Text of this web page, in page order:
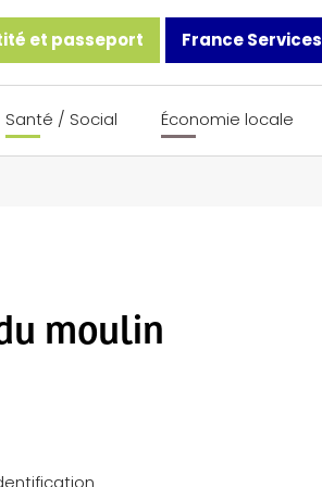
et passeport France Services
Santé / Social Économie locale
moulin